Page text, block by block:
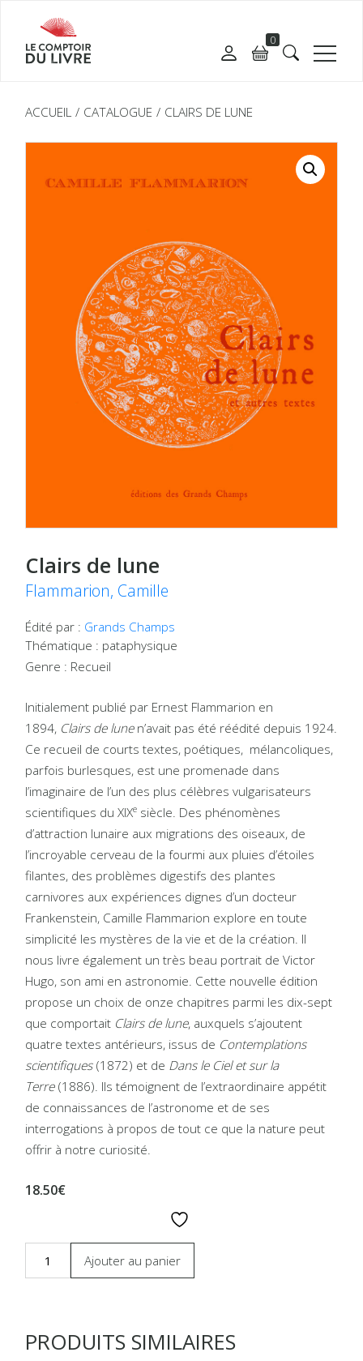
0
ACCUEIL CATALOGUE CLAIRS DE LUNE
Clairs de lune
Flammarion, Camille
Édité par : Grands Champs
Thématique : pataphysique
Genre : Recueil
Initialement publié par Ernest Flammarion en
1894, Clairs de lunen’avait pas été réédité depuis 1924.
Ce recueil de courts textes, poétiques, mélancoliques,
parfois burlesques, est une promenade dans
l’imaginaire de l’un des plus célèbres vulgarisateurs
scientifiques du XIXe siècle. Des phénomènes
d’attraction lunaire aux migrations des oiseaux, de
l’incroyable cerveau de la fourmi aux pluies d’étoiles
filantes, des problèmes digestifs des plantes
carnivores aux expériences dignes d’un docteur
Frankenstein, Camille Flammarion explore en toute
simplicité les mystères de la vie et de la création. Il
nous livre également un très beau portrait de Victor
Hugo, son ami en astronomie. Cette nouvelle édition
propose un choix de onze chapitres parmi les dix-sept
que comportait Clairs de lune, auxquels s’ajoutent
quatre textes antérieurs, issus de Contemplations
scientifiques(1872) et de Dans le Ciel et sur la
Terre(1886). Ils témoignent de l’extraordinaire appétit
de connaissances de l’astronome et de ses
interrogations à propos de tout ce que la nature peut
offrir à notre curiosité.
18.50€
Ajouter au panier
PRODUITS SIMILAIRES